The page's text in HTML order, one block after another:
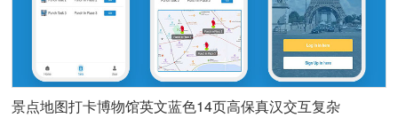
景点地图打卡博物馆英文蓝色14页高保真汉交互复杂